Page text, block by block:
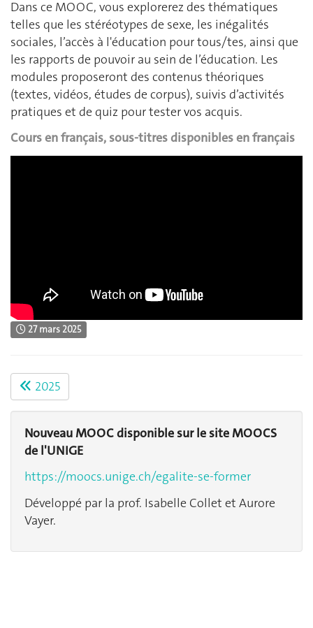
Dans ce MOOC, vous explorerez des thématiques
telles que les stéréotypes de sexe, les inégalités
sociales, l’accès à l'éducation pour tous/tes, ainsi que
les rapports de pouvoir au sein de l’éducation. Les
modules proposeront des contenus théoriques
(textes, vidéos, études de corpus), suivis d’activités
pratiques et de quiz pour tester vos acquis.
Cours en français, sous-titres disponibles en français
27 mars 2025
2025
Nouveau MOOC disponible sur le site MOOCS
de l'UNIGE
https://moocs.unige.ch/egalite-se-former
Développé par la prof. Isabelle Collet et Aurore
Vayer.